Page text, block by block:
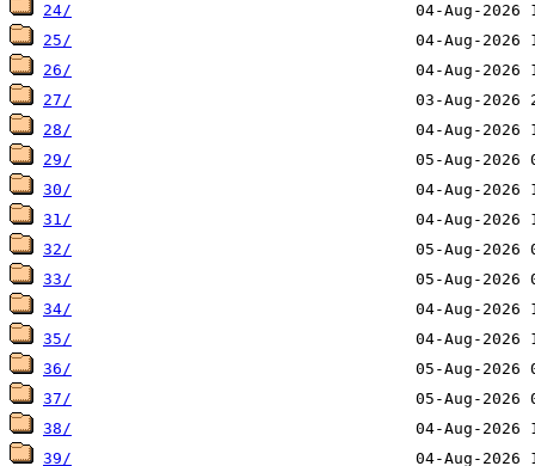
24/
25/
26/
27/
28/
29/
30/
31/
32/
33/
34/
35/
36/
37/
38/
39/